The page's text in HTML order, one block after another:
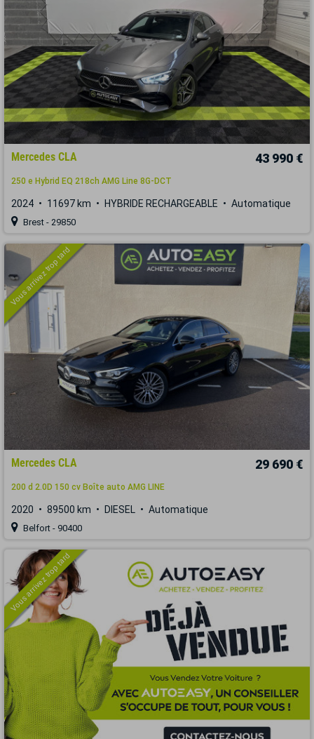
Mercedes CLA 43 990 €
250 e Hybrid EQ 218ch AMG Line 8G-DCT
2024 11697 km HYBRIDE RECHARGEABLE Automatique
Brest - 29850
Vous arrivez trop tard
Mercedes CLA 29 690 €
200 d 2.0D 150 cv Boîte auto AMG LINE
2020 89500 km DIESEL Automatique
Belfort - 90400
Vous arrivez trop tard